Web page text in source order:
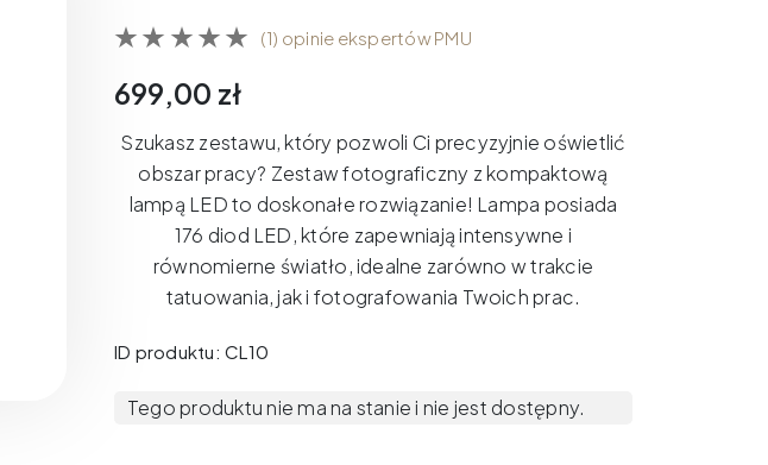
(1) opinie ekspertów PMU
699,00 zł
Szukasz zestawu, który pozwoli Ci precyzyjnie oświetlić
obszar pracy? Zestaw fotograficzny z kompaktową
lampą LED to doskonałe rozwiązanie! Lampa posiada
176 diod LED, które zapewniają intensywne i
równomierne światło, idealne zarówno w trakcie
tatuowania, jak i fotografowania Twoich prac.
ID produktu: CL10
Tego produktu nie ma na stanie i nie jest dostępny.